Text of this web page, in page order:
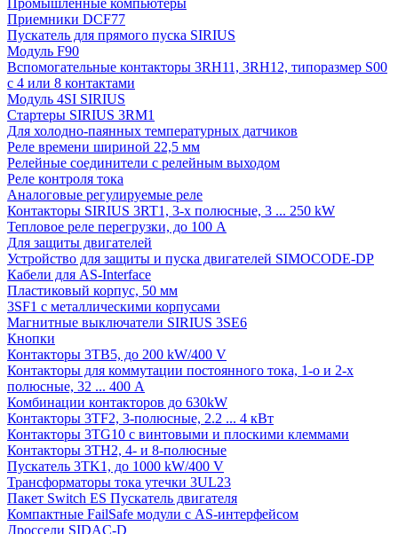
Промышленные компьютеры
Приемники DCF77
Пускатель для прямого пуска SIRIUS
Модуль F90
Вспомогательные контакторы 3RH11, 3RH12, типоразмер S00
с 4 или 8 контактами
Модуль 4SI SIRIUS
Стартеры SIRIUS 3RM1
Для холодно-паянных температурных датчиков
Реле времени шириной 22,5 мм
Релейные соединители с релейным выходом
Реле контроля тока
Аналоговые регулируемые реле
Контакторы SIRIUS 3RT1, 3-х полюсные, 3 ... 250 kW
Тепловое реле перегрузки, до 100 A
Для защиты двигателей
Устройство для защиты и пуска двигателей SIMOCODE-DP
Кабели для AS-Interface
Пластиковый корпус, 50 мм
3SF1 с металлическими корпусами
Магнитные выключатели SIRIUS 3SE6
Кнопки
Контакторы 3TB5, до 200 kW/400 V
Контакторы для коммутации постоянного тока, 1-о и 2-х
полюсные, 32 ... 400 A
Комбинации контакторов до 630kW
Контакторы 3TF2, 3-полюсные, 2.2 ... 4 кВт
Контакторы 3TG10 c винтовыми и плоскими клеммами
Контакторы 3TH2, 4- и 8-полюсные
Пускатель 3TK1, до 1000 kW/400 V
Трансформаторы тока утечки 3UL23
Пакет Switch ES Пускатель двигателя
Компактные FailSafe модули с AS-интерфейсом
Дроссели SIDAC-D